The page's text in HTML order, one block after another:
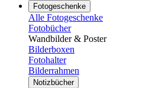
Fotogeschenke
Alle Fotogeschenke
Fotobücher
Wandbilder & Poster
Bilderboxen
Fotohalter
Bilderrahmen
Notizbücher